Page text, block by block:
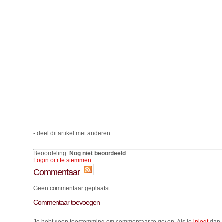
- deel dit artikel met anderen
Beoordeling: Nog niet beoordeeld
Login om te stemmen
Commentaar
Geen commentaar geplaatst.
Commentaar toevoegen